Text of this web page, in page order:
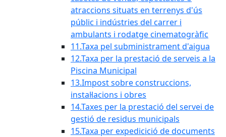
atraccions situats en terrenys d'ús
públic i indústries del carrer i
ambulants i rodatge cinematogràfic
11.Taxa pel subministrament d'aigua
12.Taxa per la prestació de serveis a la
Piscina Municipal
13.Impost sobre construccions,
instal·lacions i obres
14.Taxes per la prestació del servei de
gestió de residus municipals
15.Taxa per expedicició de documents